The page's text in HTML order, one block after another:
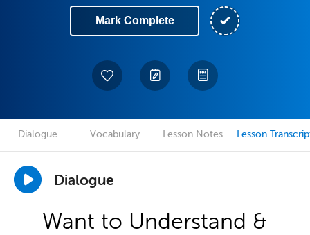
Mark Complete
Dialogue Vocabulary Lesson Notes Lesson
Dialogue
Want to Understand &